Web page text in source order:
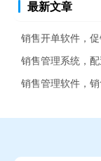
最新文章
销售开单软件，
销售管理系统，
销售管理软件，